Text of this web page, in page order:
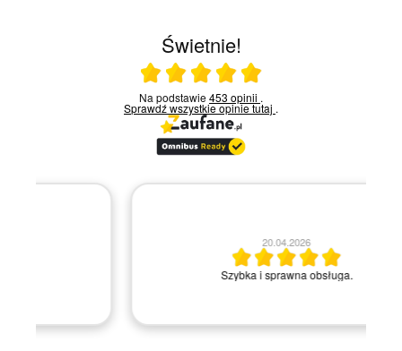
Świetnie!
Ocena średnia 5 na 5
Na podstawie453 opinii .
Sprawdź wszystkie opinietutaj .
Szybka i sprawna obsługa.